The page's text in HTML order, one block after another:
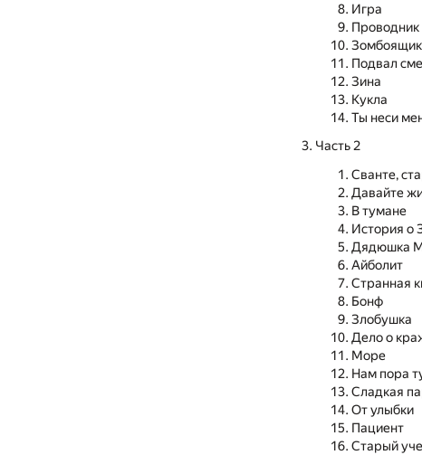
Игра
Проводник
Зомбоящик
Подвал
Зина
Кукла
Ты неси
Часть 2
Сванте,
Давайте
В тумане
История о
Дядюшка
Айболит
Странная
Бонф
Злобушка
Дело о
Море
Нам пора
Сладкая
От улыбки
Пациент
Старый